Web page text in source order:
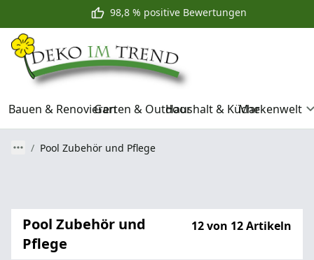
98,8 % positive Bewertungen
Bauen & RenovierenGarten & OutdoorHaushalt & KücheMarkenwelt
Pool Zubehör und Pflege
Pool Zubehör und
Pflege
12 von 12 Artikeln